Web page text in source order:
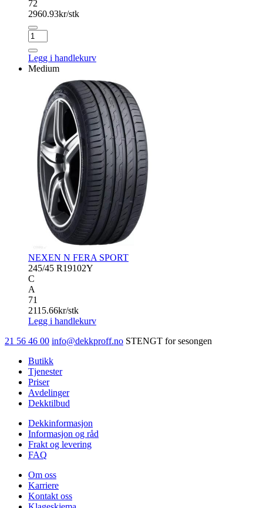
72
2960.93kr/stk
MICHELIN
PILOT
SPORT
5
Legg i handlekurv
Medium
NEXEN N FERA SPORT
245/45 R19102Y
C
A
71
2115.66kr/stk
Legg i handlekurv
21 56 46 00 info@dekkproff.no STENGT for sesongen
Butikk
Tjenester
Priser
Avdelinger
Dekktilbud
Dekkinformasjon
Informasjon og råd
Frakt og levering
FAQ
Om oss
Karriere
Kontakt oss